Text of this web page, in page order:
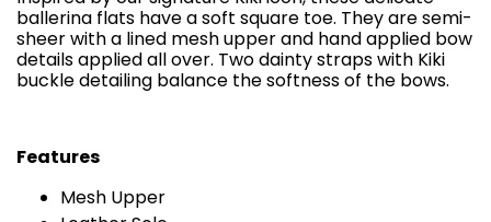
ballerina flats have a soft square toe. They are semi-
sheer with a lined mesh upper and hand applied bow
details applied all over. Two dainty straps with Kiki
buckle detailing balance the softness of the bows.
Features
Mesh Upper